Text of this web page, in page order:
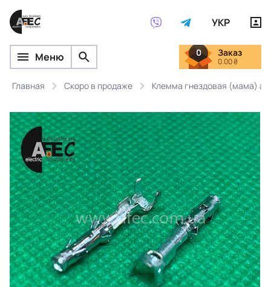
УКР
Меню 0 Заказ
0.00 ₴
Главная Скоро в продаже Клемма гнездовая (мама)